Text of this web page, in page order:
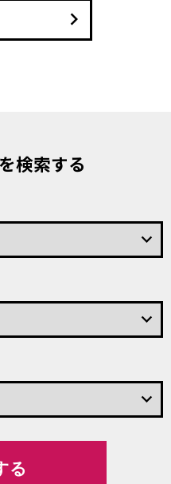
keyboard_arrow_right
検索する
keyboard_arrow_down
keyboard_arrow_down
keyboard_arrow_down